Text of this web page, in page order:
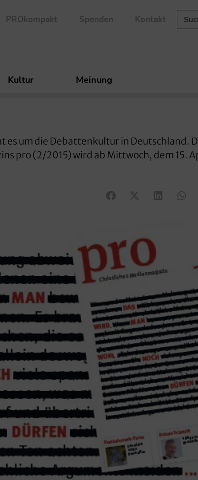
PROkompakt Spenden Kontakt
Kultur Meinung
es um die Debattenkultur in Deutschland.
pro (2/2015) wird ab Mittwoch, dem 15.